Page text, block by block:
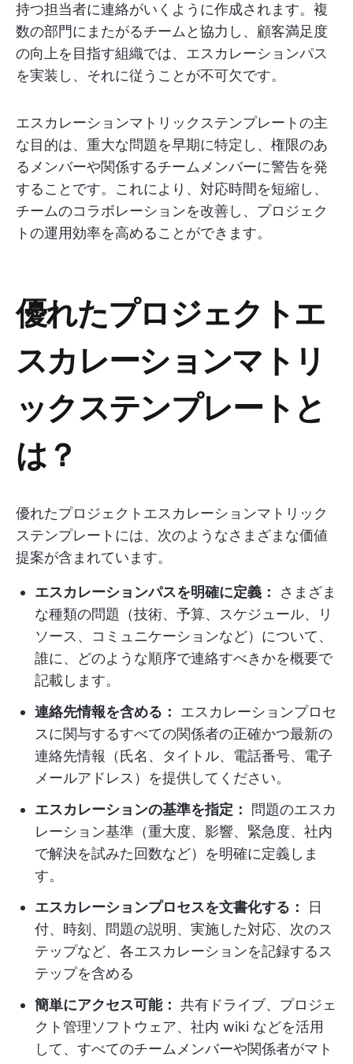
持つ担当者に連絡がいくように作成されます。複
数の部門にまたがるチームと協力し、顧客満足度
の向上を目指す組織では、エスカレーションパス
を実装し、それに従うことが不可欠です。
エスカレーションマトリックステンプレートの主
な目的は、重大な問題を早期に特定し、権限のあ
るメンバーや関係するチームメンバーに警告を発
することです。これにより、対応時間を短縮し、
チームのコラボレーションを改善し、プロジェク
トの運用効率を高めることができます。
優れたプロジェクトエ
スカレーションマトリ
ックステンプレートと
は？
優れたプロジェクトエスカレーションマトリック
ステンプレートには、次のようなさまざまな価値
提案が含まれています。
エスカレーションパスを明確に定義：
さまざま
な種類の問題（技術、予算、スケジュール、リ
ソース、コミュニケーションなど）について、
誰に、どのような順序で連絡すべきかを概要で
記載します。
連絡先情報を含める：
エスカレーションプロセ
スに関与するすべての関係者の正確かつ最新の
連絡先情報（氏名、タイトル、電話番号、電子
メールアドレス）を提供してください。
エスカレーションの基準を指定：
問題のエスカ
レーション基準（重大度、影響、緊急度、社内
で解決を試みた回数など）を明確に定義しま
す。
エスカレーションプロセスを文書化する：
日
付、時刻、問題の説明、実施した対応、次のス
テップなど、各エスカレーションを記録するス
テップを含める
簡単にアクセス可能： 共有ドライブ、プロジェ
クト管理ソフトウェア、社内 wiki などを活用
して、すべてのチームメンバーや関係者がマト